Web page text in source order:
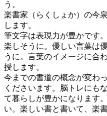
う。
楽書家（らくしょか）の今
します。
筆文字は表現力が豊かです
楽しそうに。優しい言葉は
うに。言葉のイメージに合
授します。
今までの書道の概念が変わ
くださいます。脳トレにも
て暮らしが豊かになります
い。楽しい書と書いて、楽